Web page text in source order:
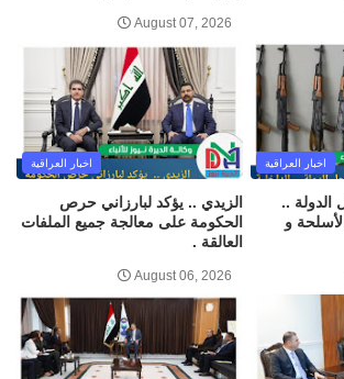
August 07, 2026
اخبار العراقية
..
و
اخبار العراقية
الزيدي .. يؤكد لبارزاني حرص
الحكومة على معالجة جميع الملفات
العالقة .
August 06, 2026